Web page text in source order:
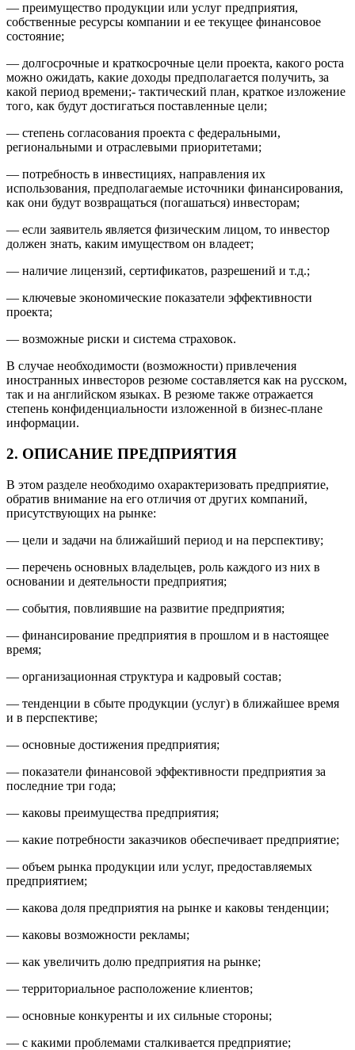
— преимущество продукции или услуг предприятия,
собственные ресурсы компании и ее текущее финансовое
состояние;
— долгосрочные и краткосрочные цели проекта, какого роста
можно ожидать, какие доходы предполагается получить, за
какой период времени;- тактический план, краткое изложение
того, как будут достигаться поставленные цели;
— степень согласования проекта с федеральными,
региональными и отраслевыми приоритетами;
— потребность в инвестициях, направления их
использования, предполагаемые источники финансирования,
как они будут возвращаться (погашаться) инвесторам;
— если заявитель является физическим лицом, то инвестор
должен знать, каким имуществом он владеет;
— наличие лицензий, сертификатов, разрешений и т.д.;
— ключевые экономические показатели эффективности
проекта;
— возможные риски и система страховок.
В случае необходимости (возможности) привлечения
иностранных инвесторов резюме составляется как на русском,
так и на английском языках. В резюме также отражается
степень конфиденциальности изложенной в бизнес-плане
информации.
2. ОПИСАНИЕ ПРЕДПРИЯТИЯ
В этом разделе необходимо охарактеризовать предприятие,
обратив внимание на его отличия от других компаний,
присутствующих на рынке:
— цели и задачи на ближайший период и на перспективу;
— перечень основных владельцев, роль каждого из них в
основании и деятельности предприятия;
— события, повлиявшие на развитие предприятия;
— финансирование предприятия в прошлом и в настоящее
время;
— организационная структура и кадровый состав;
— тенденции в сбыте продукции (услуг) в ближайшее время
и в перспективе;
— основные достижения предприятия;
— показатели финансовой эффективности предприятия за
последние три года;
— каковы преимущества предприятия;
— какие потребности заказчиков обеспечивает предприятие;
— объем рынка продукции или услуг, предоставляемых
предприятием;
— какова доля предприятия на рынке и каковы тенденции;
— каковы возможности рекламы;
— как увеличить долю предприятия на рынке;
— территориальное расположение клиентов;
— основные конкуренты и их сильные стороны;
— с какими проблемами сталкивается предприятие;